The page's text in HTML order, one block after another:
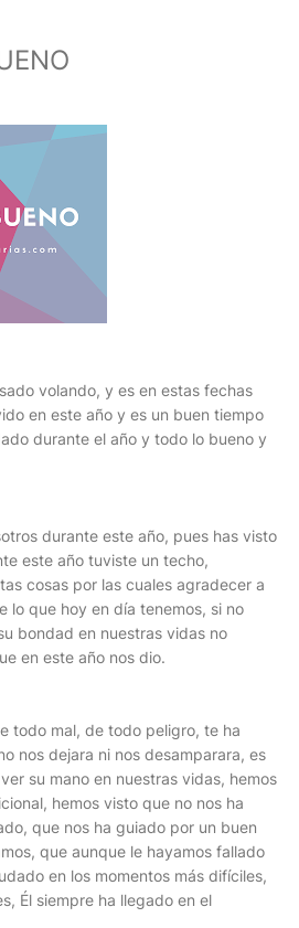
volando, y es en estas fechas
en este año y es un buen tiempo
durante el año y todo lo bueno y
durante este año, pues has visto
este año tuviste un techo,
cosas por las cuales agradecer a
lo que hoy en día tenemos, si no
bondad en nuestras vidas no
en este año nos dio.
todo mal, de todo peligro, te ha
nos dejara ni nos desamparara, es
su mano en nuestras vidas, hemos
hemos visto que no nos ha
que nos ha guiado por un buen
que aunque le hayamos fallado
en los momentos más difíciles,
Él siempre ha llegado en el